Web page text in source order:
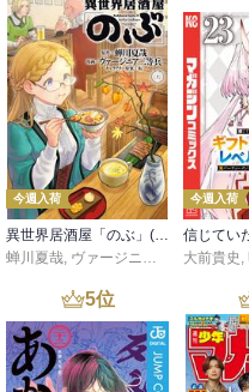
今週入荷
異世界居酒屋「のぶ」(22)
蝉川夏哉, ヴァージニア二等兵 ,転
今週入荷
大前貴史 ,
5位